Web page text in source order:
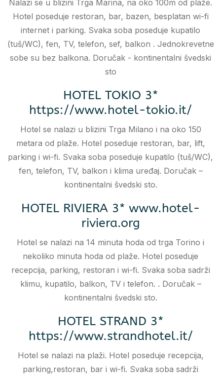
Nalazi se u blizini Trga Marina, na oko 100m od plaže.
Hotel poseduje restoran, bar, bazen, besplatan wi-fi
internet i parking. Svaka soba poseduje kupatilo
(tuš/WC), fen, TV, telefon, sef, balkon . Jednokrevetne
sobe su bez balkona. Doručak - kontinentalni švedski
sto
HOTEL TOKIO 3*
https://www.hotel-tokio.it/
Hotel se nalazi u blizini Trga Milano i na oko 150
metara od plaže. Hotel poseduje restoran, bar, lift,
parking i wi-fi. Svaka soba poseduje kupatilo (tuš/WC),
fen, telefon, TV, balkon i klima uređaj. Doručak –
kontinentalni švedski sto.
HOTEL RIVIERA 3* www.hotel-
riviera.org
Hotel se nalazi na 14 minuta hoda od trga Torino i
nekoliko minuta hoda od plaže. Hotel poseduje
recepcija, parking, restoran i wi-fi. Svaka soba sadrži
klimu, kupatilo, balkon, TV i telefon. . Doručak –
kontinentalni švedski sto.
HOTEL STRAND 3*
https://www.strandhotel.it/
Hotel se nalazi na plaži. Hotel poseduje recepcija,
parking,restoran, bar i wi-fi. Svaka soba sadrži